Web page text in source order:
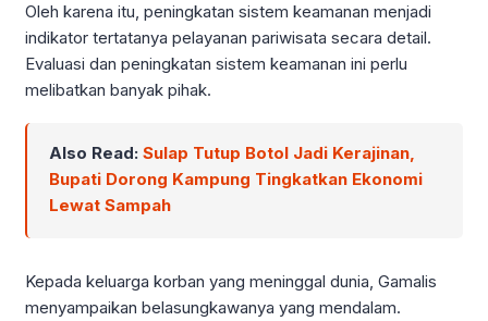
Oleh karena itu, peningkatan sistem keamanan menjadi
indikator tertatanya pelayanan pariwisata secara detail.
Evaluasi dan peningkatan sistem keamanan ini perlu
melibatkan banyak pihak.
Also Read: Sulap Tutup Botol Jadi Kerajinan,
Bupati Dorong Kampung Tingkatkan Ekonomi
Lewat Sampah
Kepada keluarga korban yang meninggal dunia, Gamalis
menyampaikan belasungkawanya yang mendalam.